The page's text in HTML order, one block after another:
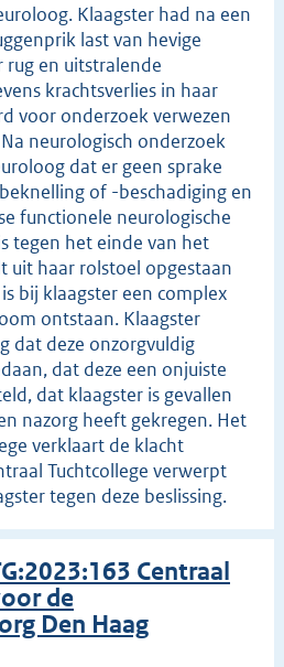
Klaagster had na een
last van hevige
en uitstralende
krachtsverlies in haar
voor onderzoek verwezen
neurologisch onderzoek
dat er geen sprake
of -beschadiging en
functionele neurologische
tegen het einde van het
uit haar rolstoel opgestaan
bij klaagster een complex
ontstaan. Klaagster
dat deze onzorgvuldig
dat deze een onjuiste
dat klaagster is gevallen
nazorg heeft gekregen. Het
verklaart de klacht
Tuchtcollege verwerpt
tegen deze beslissing.
Centraal
de
Den Haag